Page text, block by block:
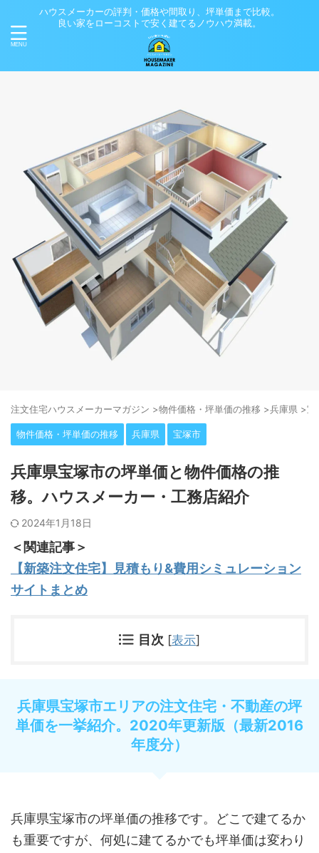
ハウスメーカーの評判・価格や間取り、坪単価まで比較。
良い家をローコストで安く建てるノウハウ満載。
注⽂住宅ハウスメーカーマガジン >物件価格・坪単価の推移 >兵庫県 >宝
物件価格・坪単価の推移 兵庫県 宝塚市
兵庫県宝塚市の坪単価と物件価格の推
移。ハウスメーカー・工務店紹介
2024年1月18日
＜関連記事＞
【新築注文住宅】見積もり&費用シミュレーション
サイトまとめ
目次 [表示]
兵庫県宝塚市エリアの注文住宅・不動産の坪
単価を一挙紹介。2020年更新版（最新2016
年度分）
兵庫県宝塚市の坪単価の推移です。どこで建てるか
も重要ですが、何処に建てるかでも坪単価は変わり